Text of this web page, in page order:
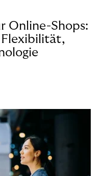
Online-Shops:
Flexibilität,